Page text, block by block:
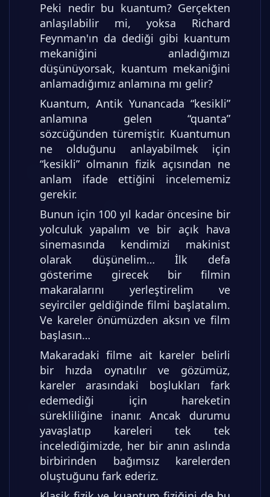
Peki nedir bu kuantum? Gerçekten
anlaşılabilir mi, yoksa Richard
Feynman'ın da dediği gibi kuantum
mekaniğini anladığımızı
düşünüyorsak, kuantum mekaniğini
anlamadığımız anlamına mı gelir?
Kuantum, Antik Yunancada “kesikli”
anlamına gelen “quanta”
sözcüğünden türemiştir. Kuantumun
ne olduğunu anlayabilmek için
“kesikli” olmanın fizik açısından ne
anlam ifade ettiğini incelememiz
gerekir.
Bunun için 100 yıl kadar öncesine bir
yolculuk yapalım ve bir açık hava
sinemasında kendimizi makinist
olarak düşünelim… İlk defa
gösterime girecek bir filmin
makaralarını yerleştirelim ve
seyirciler geldiğinde filmi başlatalım.
Ve kareler önümüzden aksın ve film
başlasın…
Makaradaki filme ait kareler belirli
bir hızda oynatılır ve gözümüz,
kareler arasındaki boşlukları fark
edemediği için hareketin
sürekliliğine inanır. Ancak durumu
yavaşlatıp kareleri tek tek
incelediğimizde, her bir anın aslında
birbirinden bağımsız karelerden
oluştuğunu fark ederiz.